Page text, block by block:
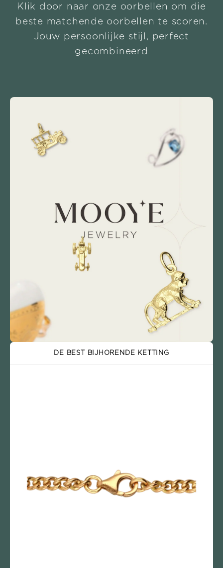
Klik door naar onze oorbellen om die
beste matchende oorbellen te scoren.
Jouw persoonlijke stijl, perfect
gecombineerd
DE BEST BIJHORENDE KETTING